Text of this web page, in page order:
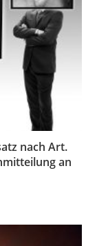
nach Art.
an